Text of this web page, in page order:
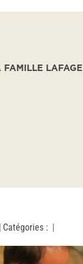
FAMILLE LAFAGE
| Catégories : |